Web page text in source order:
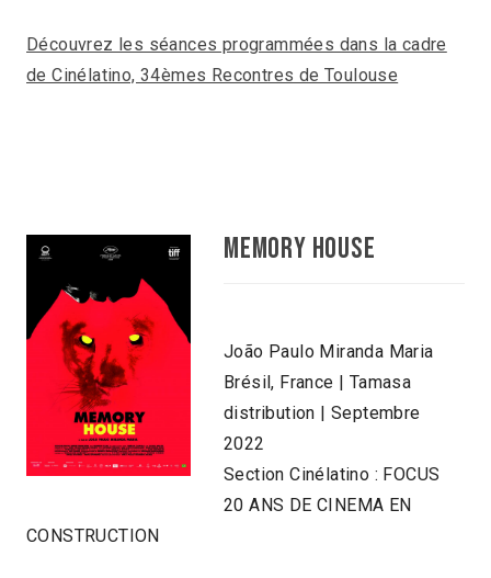
Découvrez les séances programmées dans la cadre
de Cinélatino, 34èmes Recontres de Toulouse
MEMORY HOUSE
João Paulo Miranda Maria
Brésil, France | Tamasa
distribution | Septembre
2022
Section Cinélatino : FOCUS
20 ANS DE CINEMA EN
CONSTRUCTION